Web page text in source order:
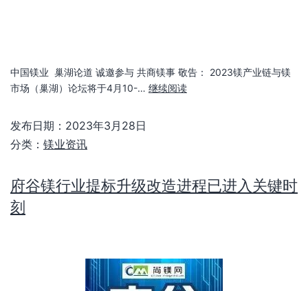
中国镁业 巢湖论道 诚邀参与 共商镁事 敬告： 2023镁产业链与镁
市场（巢湖）论坛将于4月10-… 继续阅读
发布日期： 2023年3月28日
分类： 镁业资讯
府谷镁行业提标升级改造进程已进入关键时
刻